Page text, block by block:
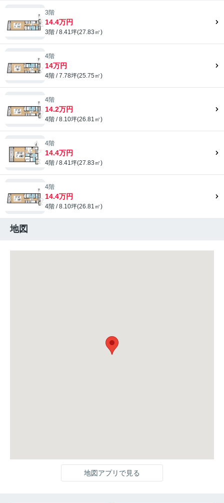
3階
14.4万円
3階 / 8.41坪(27.83㎡)
4階
14万円
4階 / 7.78坪(25.75㎡)
4階
14.2万円
4階 / 8.10坪(26.81㎡)
4階
14.4万円
4階 / 8.41坪(27.83㎡)
4階
14.4万円
4階 / 8.10坪(26.81㎡)
地図
地図アプリで見る